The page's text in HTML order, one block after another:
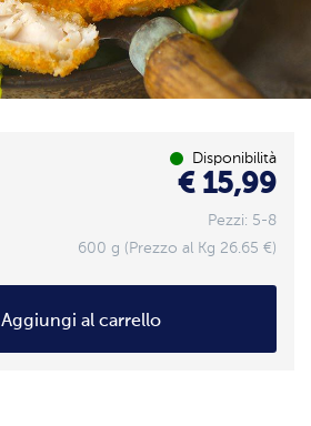
Disponibilità
€ 15,99
Pezzi: 5-8
600 g (Prezzo al Kg 26.65 €)
Aggiungi al carrello